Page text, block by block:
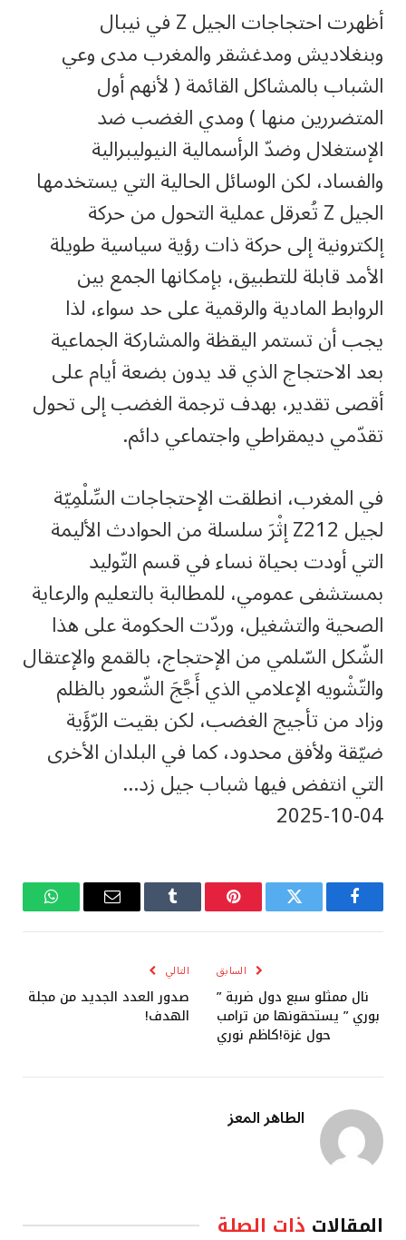
أظهرت احتجاجات الجيل Z في نيبال
وبنغلاديش ومدغشقر والمغرب مدى وعي
الشباب بالمشاكل القائمة ( لأنهم أول
المتضررين منها ) ومدي الغضب ضد
الإستغلال وضدّ الرأسمالية النيوليبرالية
والفساد، لكن الوسائل الحالية التي يستخدمها
الجيل Z تُعرقل عملية التحول من حركة
إلكترونية إلى حركة ذات رؤية سياسية طويلة
الأمد قابلة للتطبيق، بإمكانها الجمع بين
الروابط المادية والرقمية على حد سواء، لذا
يجب أن تستمر اليقظة والمشاركة الجماعية
بعد الاحتجاج الذي قد يدون بضعة أيام على
أقصى تقدير، بهدف ترجمة الغضب إلى تحول
تقدّمي ديمقراطي واجتماعي دائم.
في المغرب، انطلقت الإحتجاجات السِّلْمِيّة
لجيل Z212 إثْرَ سلسلة من الحوادث الأليمة
التي أودت بحياة نساء في قسم التّوليد
بمستشفى عمومي، للمطالبة بالتعليم والرعاية
الصحية والتشغيل، وردّت الحكومة على هذا
الشّكل السّلمي من الإحتجاج، بالقمع والإعتقال
والتّشْويه الإعلامي الذي أَجَّجَ الشّعور بالظلم
وزاد من تأجيج الغضب، لكن بقيت الرّؤَية
ضيّقة ولأفق محدود، كما في البلدان الأخرى
التي انتفض فيها شباب جيل زد…
‎2025-‎10-‎04
فيسبوك تويتر بينتيريستTumblr
البريد
واتساب
السابق
نال ممثلو سبع دول ضربة ”
بوري ” يستحقونها من ترامب
حول غزة!كاظم نوري
التالي
صدور العدد الجديد من مجلة
الهدف!
الطاهر المعز
المقالات ذات الصلة